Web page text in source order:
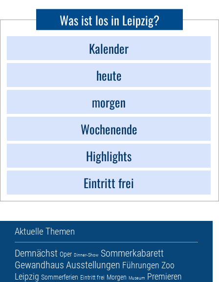
Was ist los in Leipzig?
Kalender
heute
morgen
Wochenende
Highlights
Eintritt frei
Aktuelle Themen
Demnächst Oper Dinner-Show Sommerkabarett
Gewandhaus Ausstellungen Führungen Zoo
Leipzig Sommerferien Eintritt frei Morgen Museum Premieren